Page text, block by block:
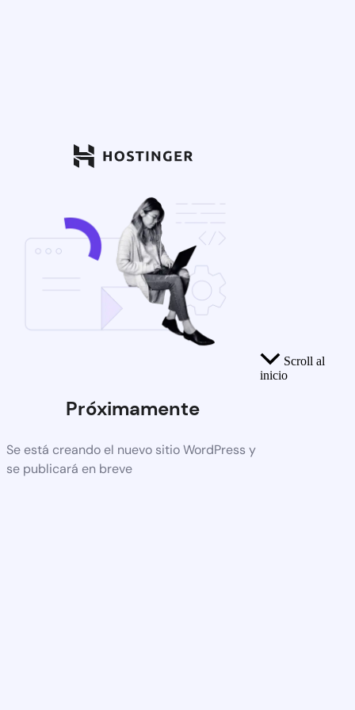
Próximamente
Se está creando el nuevo sitio WordPress y
se publicará en breve
Scroll al
inicio